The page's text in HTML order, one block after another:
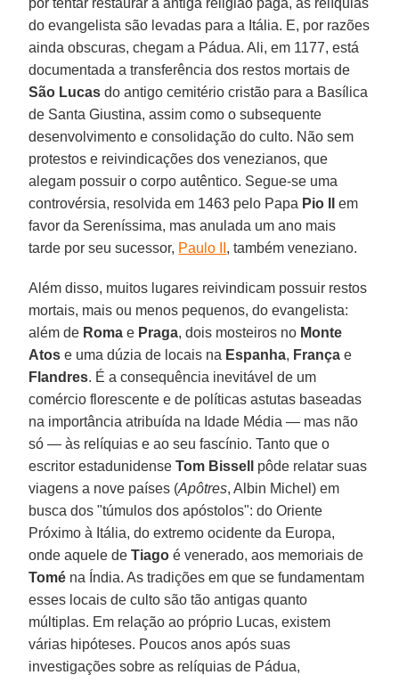
do evangelista são levadas para a Itália. E, por razões
ainda obscuras, chegam a Pádua. Ali, em 1177, está
documentada a transferência dos restos mortais de
São Lucas do antigo cemitério cristão para a Basílica
de Santa Giustina, assim como o subsequente
desenvolvimento e consolidação do culto. Não sem
protestos e reivindicações dos venezianos, que
alegam possuir o corpo autêntico. Segue-se uma
controvérsia, resolvida em 1463 pelo Papa Pio II
em
favor da Sereníssima, mas anulada um ano mais
tarde por seu sucessor, Paulo II , também veneziano.
Além disso, muitos lugares reivindicam possuir restos
mortais, mais ou menos pequenos, do evangelista:
além de Roma e Praga, dois mosteiros no Monte
Atos e uma dúzia de locais na Espanha, França e
Flandres. É a consequência inevitável de um
comércio florescente e de políticas astutas baseadas
na importância atribuída na Idade Média — mas não
só — às relíquias e ao seu fascínio. Tanto que o
escritor estadunidenseTom Bissell
pôde relatar suas
viagens a nove países (Apôtres, Albin Michel) em
busca dos "túmulos dos apóstolos": do Oriente
Próximo à Itália, do extremo ocidente da Europa,
onde aquele deTiago é venerado, aos memoriais de
Tomé na Índia. As tradições em que se fundamentam
esses locais de culto são tão antigas quanto
múltiplas. Em relação ao próprio Lucas, existem
várias hipóteses. Poucos anos após suas
investigações sobre as relíquias de Pádua,